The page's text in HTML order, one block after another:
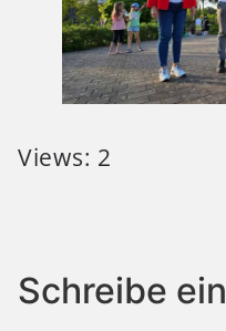
Views: 2
Schreibe